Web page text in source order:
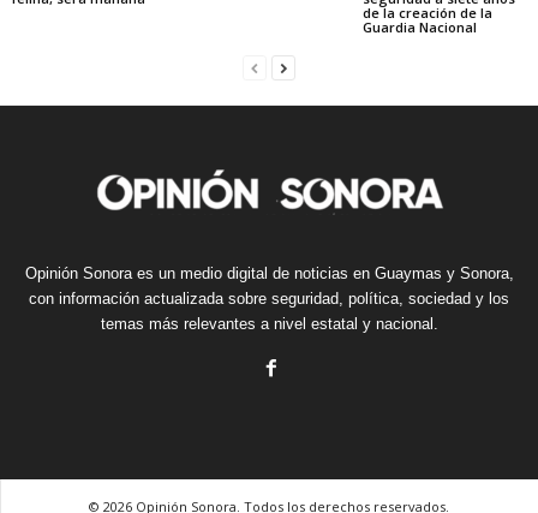
de la creación de la
Guardia Nacional
Opinión Sonora es un medio digital de noticias en Guaymas y Sonora,
con información actualizada sobre seguridad, política, sociedad y los
temas más relevantes a nivel estatal y nacional.
© 2026 Opinión Sonora. Todos los derechos reservados.